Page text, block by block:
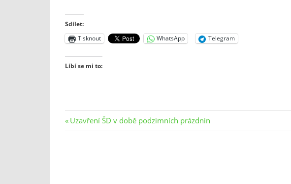
Sdílet:
Tisknout
WhatsApp Telegram
Líbí se mi to:
Navigace
Previous
Post:
Uzavření ŠD v době podzimních prázdnin